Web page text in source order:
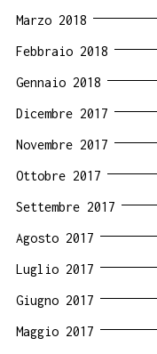
Marzo 2018
Febbraio 2018
Gennaio 2018
Dicembre 2017
Novembre 2017
Ottobre 2017
Settembre 2017
Agosto 2017
Luglio 2017
Giugno 2017
Maggio 2017